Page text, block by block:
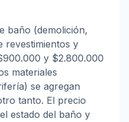
baño (demolición,
revestimientos y
y $2.800.000
materiales
se agregan
tanto. El precio
estado del baño y